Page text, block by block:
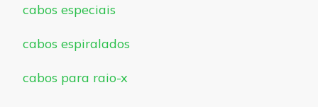
cabos especiais
cabos espiralados
cabos para raio-x